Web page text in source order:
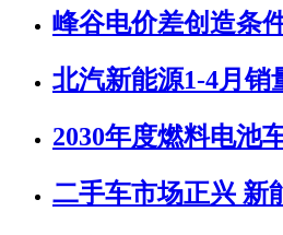
峰谷电价差创造条
北汽新能源1-4月销
2030年度燃料电池
二手车市场正兴 新